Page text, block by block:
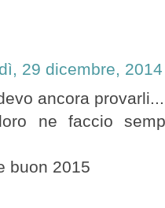
29 dicembre, 2014
ancora
ne faccio
buon 2015